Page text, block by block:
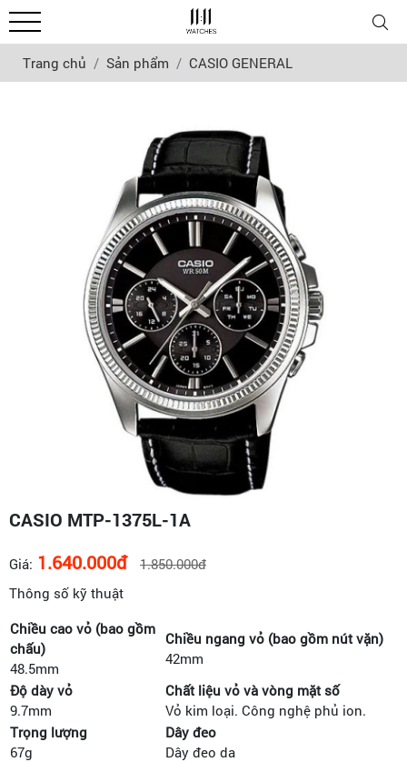
Trang chủ Sản phẩm CASIO GENERAL
CASIO MTP-1375L-1A
Giá: 1.640.000đ
1.850.000đ
Thông số kỹ thuật
Chiều cao vỏ (bao gồm
chấu)
48.5mm
Chiều ngang vỏ (bao gồm nút vặn)
42mm
Độ dày vỏ
9.7mm
Chất liệu vỏ và vòng mặt số
Vỏ kim loại. Công nghệ phủ ion.
Trọng lượng
67g
Dây đeo
Dây đeo da